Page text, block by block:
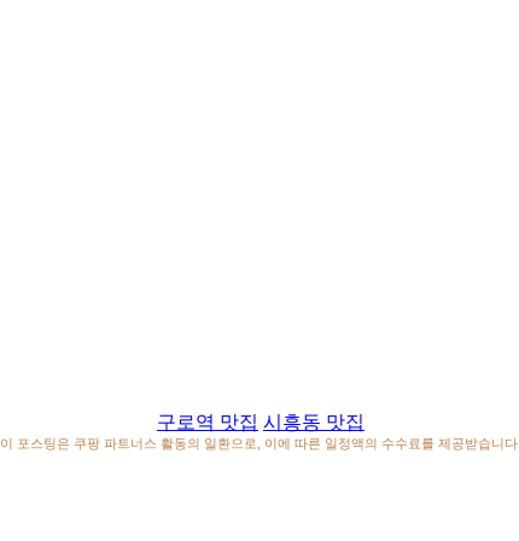
구로역 맛집 시흥동 맛집
이 포스팅은 쿠팡 파트너스 활동의 일환으로, 이에 따른 일정액의 수수료를 제공받습니다.